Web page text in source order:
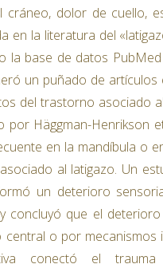
cráneo, dolor de cuello,
en la literatura del
la base de datos
un puñado de
del trastorno asociado
por Häggman-Henrikson
en la mandíbula o
al latigazo. Un
un deterioro
concluyó que el
central o por mecanismos
conectó el